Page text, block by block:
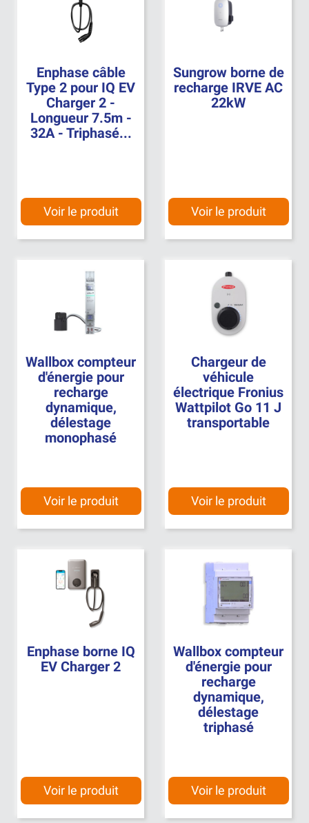
Enphase câble
Type 2 pour IQ EV
Charger 2 -
Longueur 7.5m -
32A - Triphasé...
Voir le produit
Sungrow borne de
recharge IRVE AC
22kW
Voir le produit
Wallbox compteur
d'énergie pour
recharge
dynamique,
délestage
monophasé
Voir le produit
Chargeur de
véhicule
électrique Fronius
Wattpilot Go 11 J
transportable
Voir le produit
Enphase borne IQ
EV Charger 2
Voir le produit
Wallbox compteur
d'énergie pour
recharge
dynamique,
délestage
triphasé
Voir le produit